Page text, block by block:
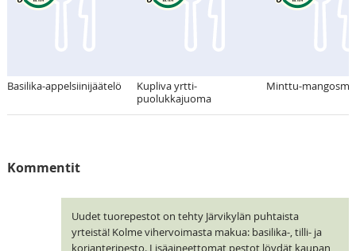
Basilika-appelsiinijäätelö
Kupliva yrtti-
puolukkajuoma
Minttu-
Kommentit
Uudet tuorepestot on tehty Järvikylän puhtaista
yrteistä! Kolme vihervoimasta makua: basilika-, tilli- ja
korianteripesto. Lisäaineettomat pestot löydät kaupan